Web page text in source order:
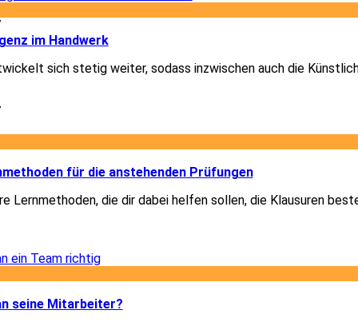
im Handwerk
sich stetig weiter, sodass inzwischen auch die
für die anstehenden Prüfungen
Lernmethoden, die dir dabei helfen sollen, die Klausuren
seine Mitarbeiter?